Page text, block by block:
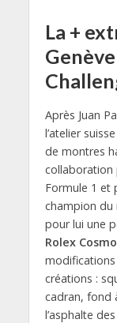
La +
Après Juan
l’atelier
de montres
collaboration
Formule 1 et
champion du
pour lui une
Rolex
créations :
cadran, fond
l’asphalte